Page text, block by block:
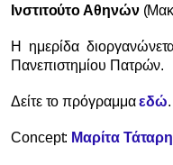
Ινστιτούτο Αθηνών
Η ημερίδα
Πανεπιστημίου Πατρών.
Δείτε το πρόγραμμαεδώ.
Concept: Μαρίτα Τάταρη